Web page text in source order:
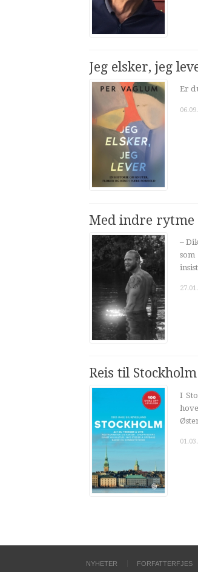
Jeg elsker, jeg
Er
Med indre rytme
–
Reis til
I
NYHETER FORFATTERFJES